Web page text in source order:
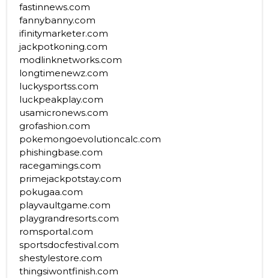
fastinnews.com
fannybanny.com
ifinitymarketer.com
jackpotkoning.com
modlinknetworks.com
longtimenewz.com
luckysportss.com
luckpeakplay.com
usamicronews.com
grofashion.com
pokemongoevolutioncalc.com
phishingbase.com
racegamings.com
primejackpotstay.com
pokugaa.com
playvaultgame.com
playgrandresorts.com
romsportal.com
sportsdocfestival.com
shestylestore.com
thingsiwontfinish.com